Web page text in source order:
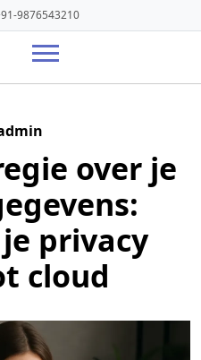
9876543210
over je
privacy
cloud